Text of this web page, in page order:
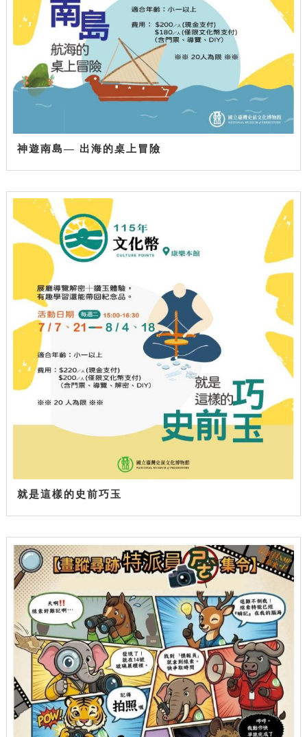
神遊南島— 出海的桌上冒險
就是這樣的史前巧玉